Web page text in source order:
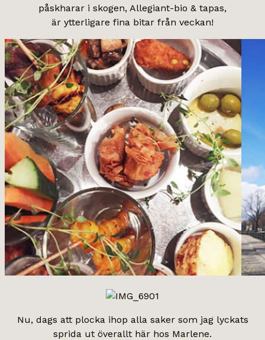
påskharar i skogen, Allegiant-bio & tapas,
är ytterligare fina bitar från veckan!
Nu, dags att plocka ihop alla saker som jag lyckats
sprida ut överallt här hos Marlene.